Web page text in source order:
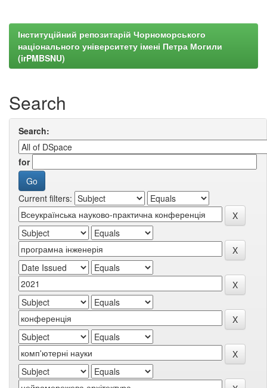
Інституційний репозитарій Чорноморського
національного університету імені Петра Могили
(irPMBSNU)
Search
Search:
for
Current filters: